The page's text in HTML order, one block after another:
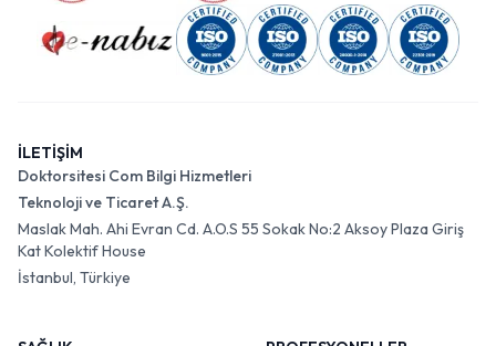
İLETİŞİM
Doktorsitesi Com Bilgi Hizmetleri
Teknoloji ve Ticaret A.Ş.
Maslak Mah. Ahi Evran Cd. A.O.S 55 Sokak No:2 Aksoy Plaza Giriş
Kat Kolektif House
İstanbul, Türkiye